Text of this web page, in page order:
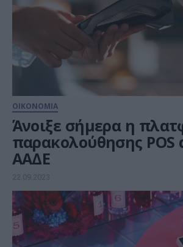
ΟΙΚΟΝΟΜΙΑ
Άνοιξε σήμερα η
παρακολούθησης POS
ΑΑΔΕ
22.09.2023